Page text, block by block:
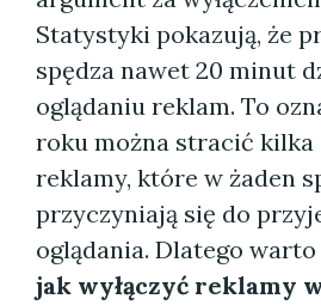
Statystyki pokazują, że
spędza nawet 20 minut
oglądaniu reklam. To
roku można stracić kilka
reklamy, które w żaden
przyczyniają się do
oglądania. Dlatego
jak wyłączyć reklamy